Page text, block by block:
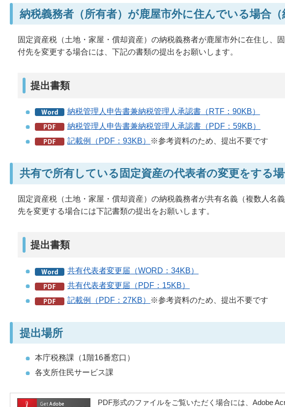
納税義務者（所有者）が鹿屋市外に住んでいる場合（
固定資産税（土地・家屋・償却資産）の納税義務者が鹿屋市外に在住し、
付先を変更する場合には、下記の書類の提出をお願いします。
提出書類
納税管理人申告書兼納税管理人承認書（RTF：90KB）
納税管理人申告書兼納税管理人承認書（PDF：59KB）
記載例（PDF：93KB）
※参考資料のため、提出不要です
共有で所有している固定資産の代表者の変更をする場
固定資産税（土地・家屋・償却資産）の納税義務者が共有名義（複数人名
先を変更する場合には下記書類の提出をお願いします。
提出書類
共有代表者変更届（WORD：34KB）
共有代表者変更届（PDF：15KB）
記載例（PDF：27KB）
※参考資料のため、提出不要です
提出場所
本庁税務課（1階16番窓口）
各支所住民サービス課
PDF形式のファイルをご覧いただく場合には、Adobe